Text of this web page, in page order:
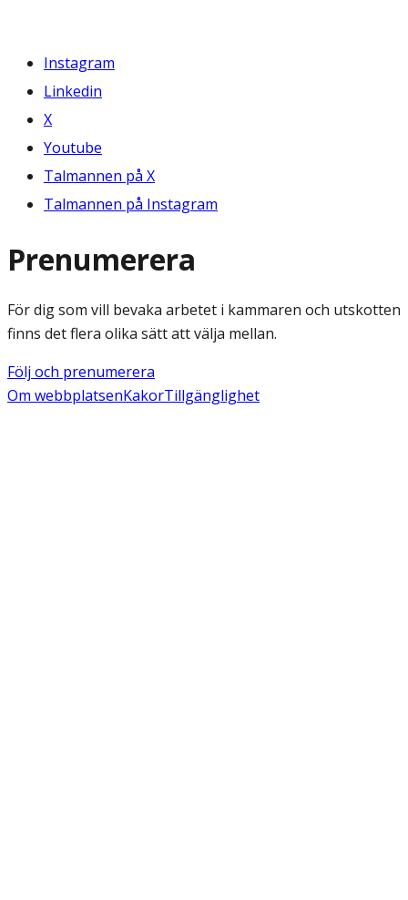
Instagram
Linkedin
X
Youtube
Talmannen på X
Talmannen på Instagram
Prenumerera
För dig som vill bevaka arbetet i kammaren och utskotten
finns det flera olika sätt att välja mellan.
Följ och prenumerera
Om webbplatsenKakorTillgänglighet